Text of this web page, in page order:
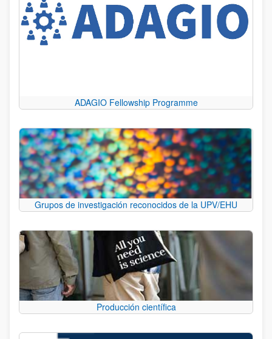
ADAGIO Fellowship Programme
Grupos de investigación reconocidos de la UPV/EHU
Producción científica